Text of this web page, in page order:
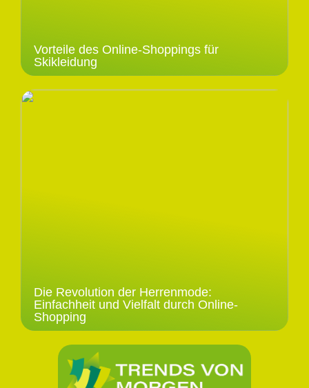
Vorteile des Online-Shoppings für
Skikleidung
Die Revolution der Herrenmode:
Einfachheit und Vielfalt durch Online-
Shopping